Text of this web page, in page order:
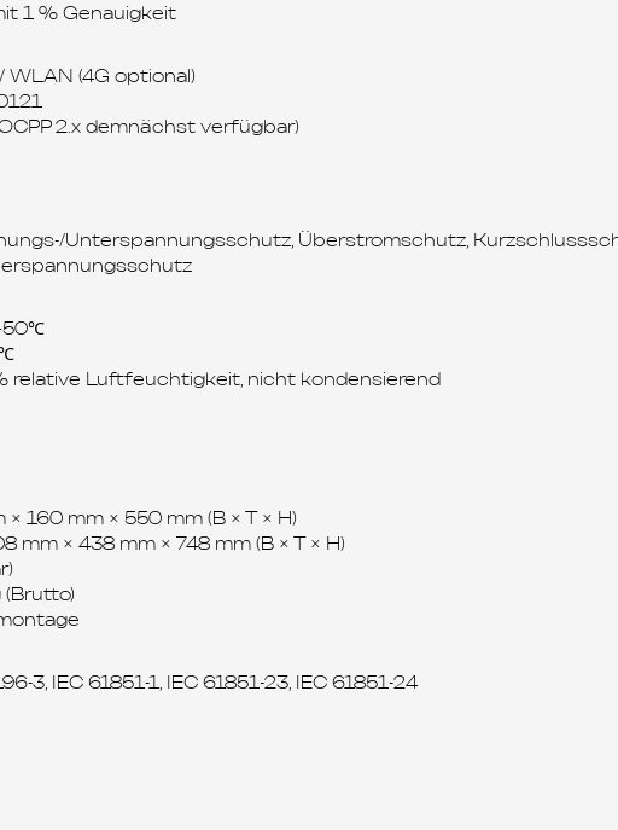
1 % Genauigkeit
(4G optional)
2.x demnächst verfügbar)
Unterspannungsschutz, Überstromschutz,
relative Luftfeuchtigkeit, nicht kondensierend
160 mm × 550 mm (B × T × H)
× 438 mm × 748 mm (B × T × H)
(Brutto)
3, IEC 61851-1, IEC 61851-23, IEC 61851-24